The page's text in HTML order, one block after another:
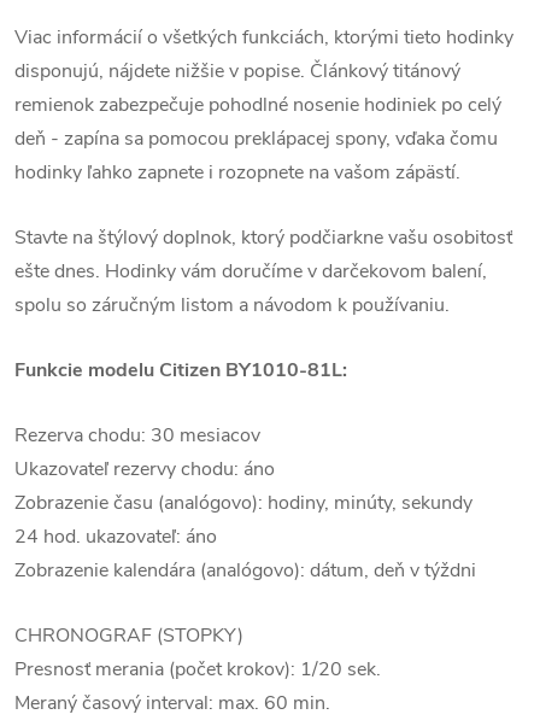
Viac informácií o všetkých funkciách, ktorými tieto hodinky
disponujú, nájdete nižšie v popise. Článkový titánový
remienok zabezpečuje pohodlné nosenie hodiniek po celý
deň - zapína sa pomocou preklápacej spony, vďaka čomu
hodinky ľahko zapnete i rozopnete na vašom zápästí.
Stavte na štýlový doplnok, ktorý podčiarkne vašu osobitosť
ešte dnes. Hodinky vám doručíme v darčekovom balení,
spolu so záručným listom a návodom k používaniu.
Funkcie modelu Citizen BY1010-81L:
Rezerva chodu: 30 mesiacov
Ukazovateľ rezervy chodu: áno
Zobrazenie času (analógovo): hodiny, minúty, sekundy
24 hod. ukazovateľ: áno
Zobrazenie kalendára (analógovo): dátum, deň v týždni
CHRONOGRAF (STOPKY)
Presnosť merania (počet krokov): 1/20 sek.
Meraný časový interval: max. 60 min.